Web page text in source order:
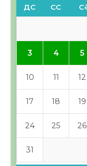
ДС СС СӘ
3 4 5
10 11 12
17 18 19
24 25 26
31